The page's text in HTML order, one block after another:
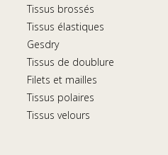
Tissus brossés
Tissus élastiques
Gesdry
Tissus de doublure
Filets et mailles
Tissus polaires
Tissus velours